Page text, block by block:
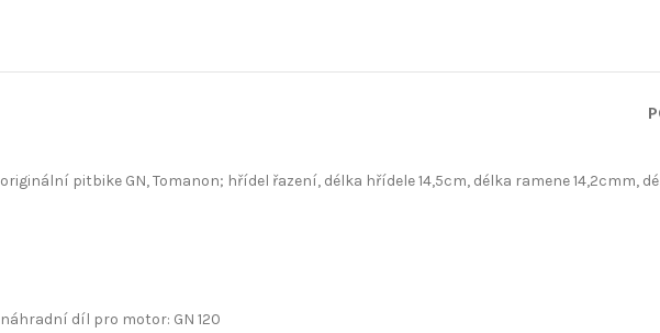
originální pitbike GN, Tomanon; hřídel řazení, délka hřídele 14,5cm, délka ramene 14,2cmm,
náhradní díl pro motor: GN 120